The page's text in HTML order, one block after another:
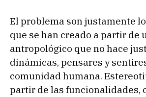
El problema son justamente
que se han creado a partir de
antropológico que no hace
dinámicas, pensares y
comunidad humana.
partir de las funcionalidades,